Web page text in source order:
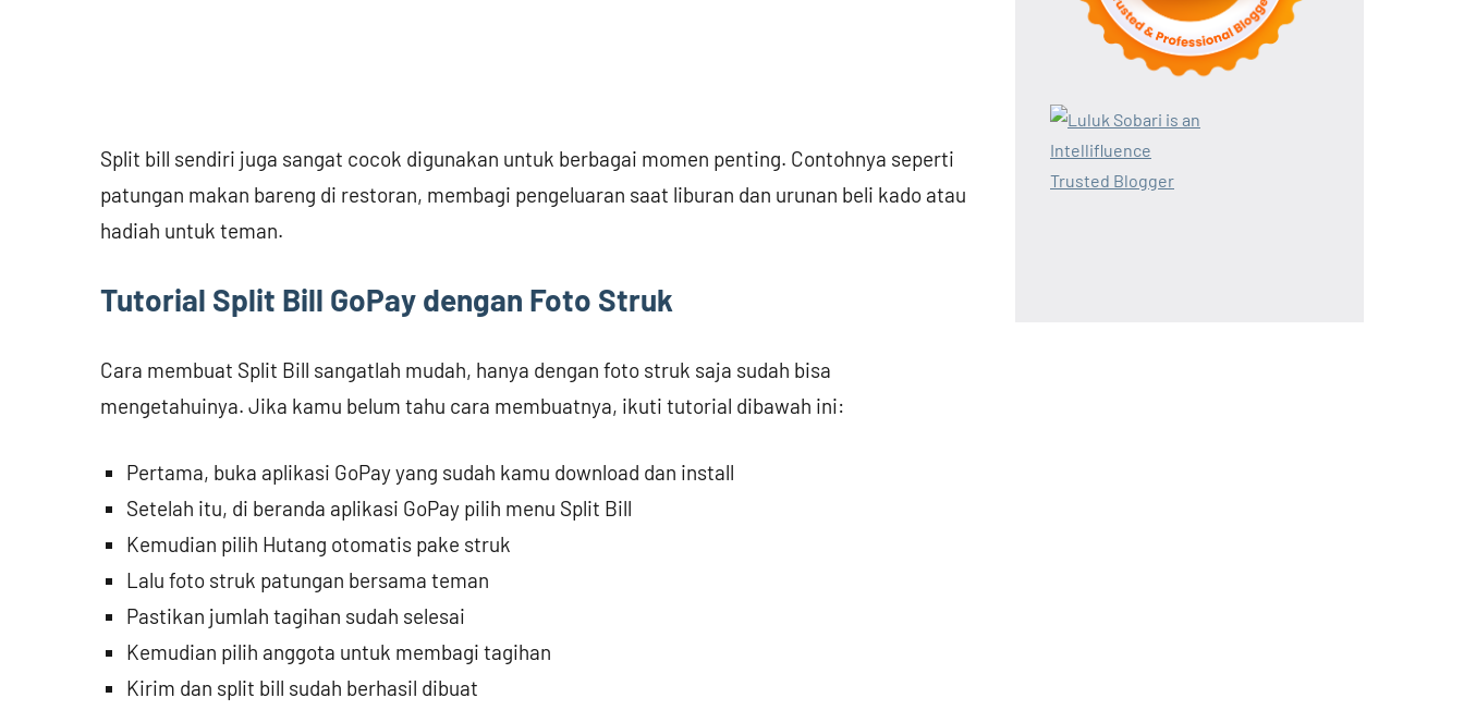
Split bill sendiri juga sangat cocok digunakan untuk berbagai momen penting. Contohnya seperti
patungan makan bareng di restoran, membagi pengeluaran saat liburan dan urunan beli kado atau
hadiah untuk teman.
Tutorial Split Bill GoPay dengan Foto Struk
Cara membuat Split Bill sangatlah mudah, hanya dengan foto struk saja sudah bisa
mengetahuinya. Jika kamu belum tahu cara membuatnya, ikuti tutorial dibawah ini:
Pertama, buka aplikasi GoPay yang sudah kamu download dan install
Setelah itu, di beranda aplikasi GoPay pilih menu Split Bill
Kemudian pilih Hutang otomatis pake struk
Lalu foto struk patungan bersama teman
Pastikan jumlah tagihan sudah selesai
Kemudian pilih anggota untuk membagi tagihan
Kirim dan split bill sudah berhasil dibuat